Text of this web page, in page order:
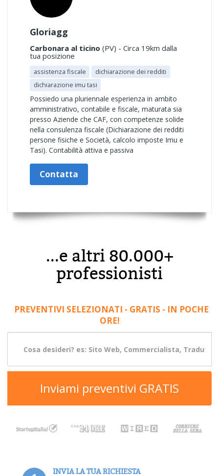
Gloriagg
Carbonara al ticino (PV) - Circa 19km dalla
tua posizione
assistenza fiscale
dichiarazione dei redditi
dichiarazione imu tasi
Possiedo una pluriennale esperienza in ambito
amministrativo, contabile e fiscale, maturata sia
presso Aziende che CAF, con competenze solide
nella consulenza fiscale (Dichiarazione dei redditi
persone fisiche e Società, calcolo imposte Imu e
Tasi). Contabilità attiva e passiva
Contatta
...e altri 80.000+
professionisti
PREVENTIVI SELEZIONATI - GRATIS - IN POCHE
ORE!
Inviami preventivi GRATIS
INVIA LA TUA RICHIESTA